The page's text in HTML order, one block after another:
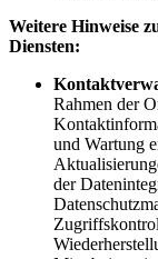
Weitere Hinweise
Diensten:
Rahmen der
und Wartung
der